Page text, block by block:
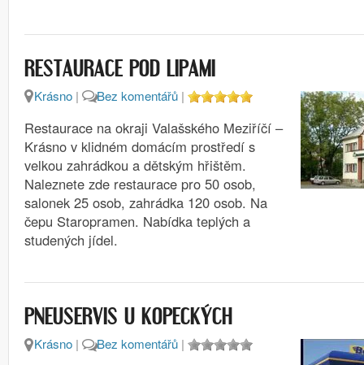
RESTAURACE POD LIPAMI
Krásno | Bez komentářů |
Restaurace na okraji Valašského Meziříčí –
Krásno v klidném domácím prostředí s
velkou zahrádkou a dětským hřištěm.
Naleznete zde restaurace pro 50 osob,
salonek 25 osob, zahrádka 120 osob. Na
čepu Staropramen. Nabídka teplých a
studených jídel.
PNEUSERVIS U KOPECKÝCH
Krásno | Bez komentářů |